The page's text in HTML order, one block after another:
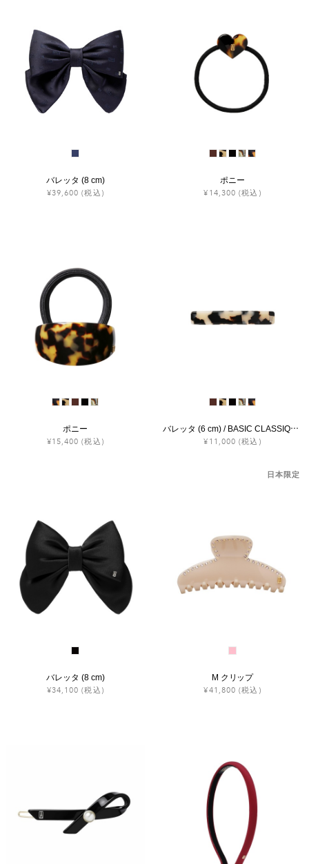
バレッタ (8 cm)
¥39,600 (税込)
ポニー
¥14,300 (税込)
ポニー
¥15,400 (税込)
バレッタ (6 cm) / BASIC CLASSIQUES
¥11,000 (税込)
バレッタ (8 cm)
¥34,100 (税込)
日本限定
M クリップ
¥41,800 (税込)